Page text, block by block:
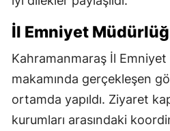
İl Emniyet
Kahramanmaraş İl
makamında gerçekleşen
ortamda yapıldı. Ziyaret
kurumları arasındaki